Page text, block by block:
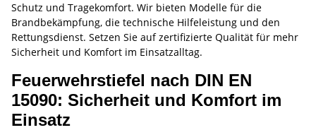
Schutz und Tragekomfort. Wir bieten Modelle für die
Brandbekämpfung, die technische Hilfeleistung und den
Rettungsdienst. Setzen Sie auf zertifizierte Qualität für mehr
Sicherheit und Komfort im Einsatzalltag.
Feuerwehrstiefel nach DIN EN
15090: Sicherheit und Komfort im
Einsatz